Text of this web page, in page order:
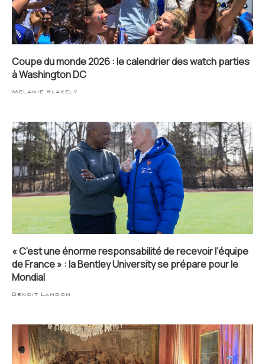
Coupe du monde 2026 : le calendrier des watch parties
à Washington DC
Melanie Blakely
« C’est une énorme responsabilité de recevoir l’équipe
de France » : la Bentley University se prépare pour le
Mondial
Benoit Landon